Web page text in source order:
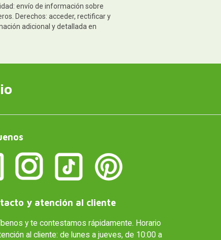
envío de información sobre
Derechos: acceder, rectificar y
adicional y detallada en
y atención al cliente
y te contestamos rápidamente. Horario
al cliente: de lunes a jueves, de 10:00 a